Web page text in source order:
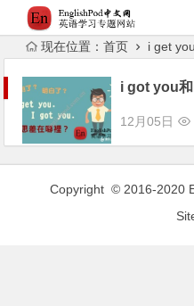
现在位置： 首页 i get you
i got you
12月05日
Copyright © 2016-2020